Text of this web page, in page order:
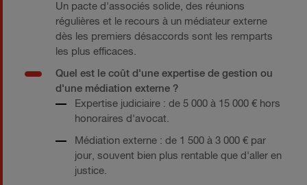
Un pacte d'associés solide, des réunions
régulières et le recours à un médiateur externe
dès les premiers désaccords sont les remparts
les plus efficaces.
Quel est le coût d'une expertise de gestion ou
d'une médiation externe ?
Expertise judiciaire : de 5 000 à 15 000 € hors
honoraires d'avocat.
Médiation externe : de 1 500 à 3 000 € par
jour, souvent bien plus rentable que d'aller en
justice.